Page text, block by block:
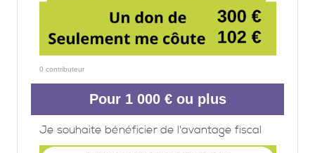
0 contributeur
Pour 1 000 € ou plus
Je souhaite bénéficier de l'avantage fiscal